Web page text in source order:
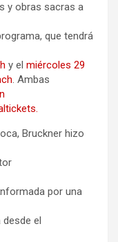
y obras sacras a
que tendrá
y el miércoles 29
. Ambas
Bruckner hizo
por una
el